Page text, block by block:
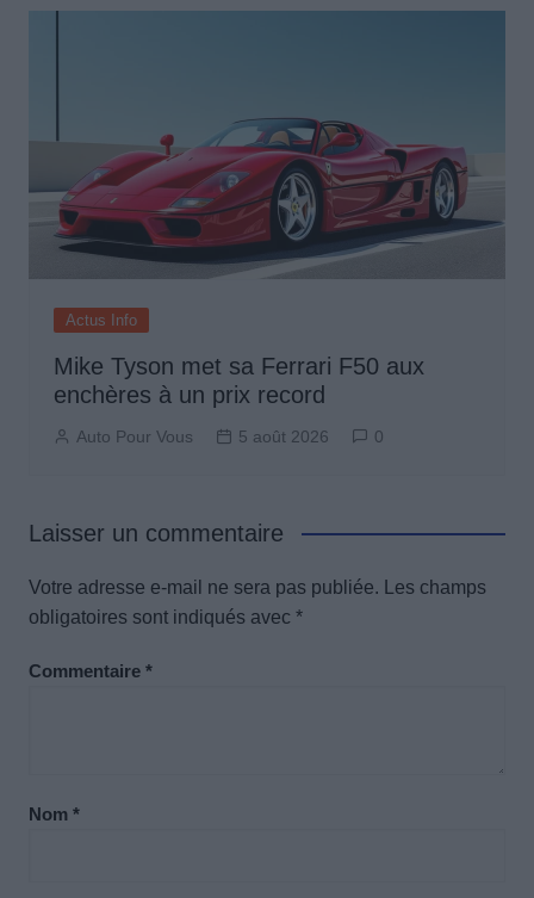
Actus Info
Mike Tyson met sa Ferrari F50 aux
enchères à un prix record
Auto Pour Vous 5 août 2026 0
Laisser un commentaire
Votre adresse e-mail ne sera pas publiée.
Les champs
obligatoires sont indiqués avec *
Commentaire *
Nom *